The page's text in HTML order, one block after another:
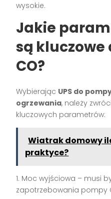
wysokie.
Jakie
są
CO?
Wybierając UPS do
ogrzewania, należy
kluczowych parametrów:
Wiatrak domowy
praktyce?
1. Moc wyjściowa – musi
zapotrzebowania pompy